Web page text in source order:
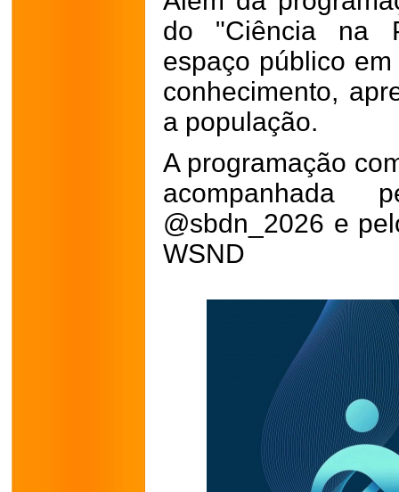
do "Ciência na
espaço público
conhecimento,
a população.
A programação
acompanhada
@sbdn_2026 e
WSND